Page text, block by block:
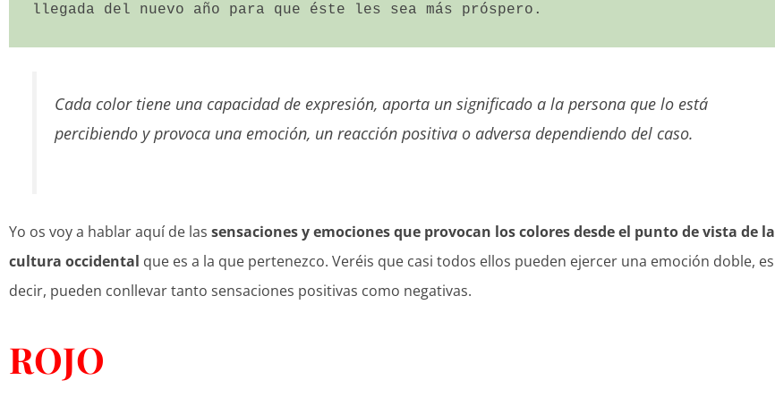
llegada del nuevo año para que éste les sea más próspero.
Cada color tiene una capacidad de expresión, aporta un significado a la persona que lo está
percibiendo y provoca una emoción, un reacción positiva o adversa dependiendo del caso.
Yo os voy a hablar aquí de las sensaciones y emociones que provocan los colores desde el punto de vista de la
cultura occidental que es a la que pertenezco. Veréis que casi todos ellos pueden ejercer una emoción doble, es
decir, pueden conllevar tanto sensaciones positivas como negativas.
ROJO